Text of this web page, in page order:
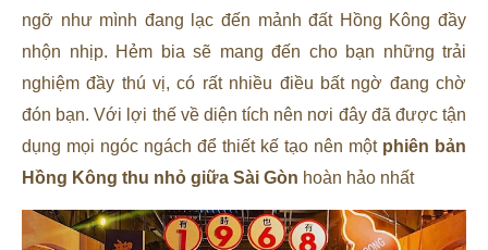
ngỡ như mình đang lạc đến mảnh đất Hồng Kông đầy
nhộn nhịp. Hẻm bia sẽ mang đến cho bạn những trải
nghiệm đầy thú vị, có rất nhiều điều bất ngờ đang chờ
đón bạn. Với lợi thế về diện tích nên nơi đây đã được tận
dụng mọi ngóc ngách để thiết kế tạo nên một phiên bản
Hồng Kông thu nhỏ giữa Sài Gòn hoàn hảo nhất